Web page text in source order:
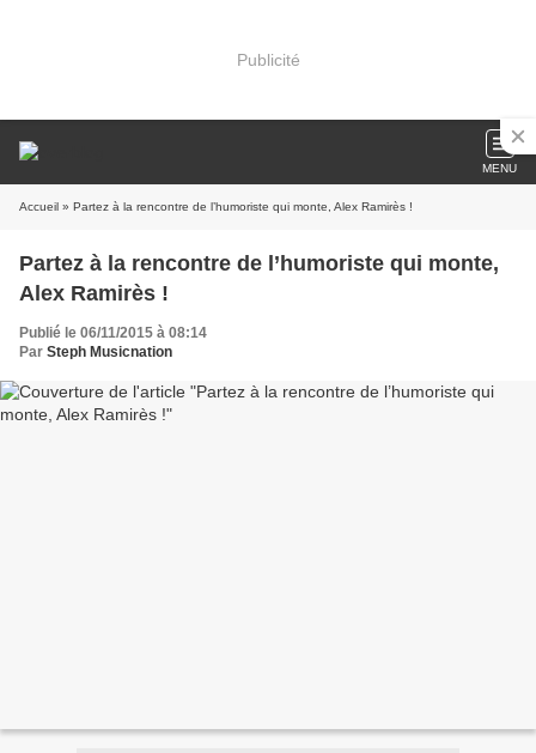
Publicité
MENU
Accueil » Partez à la rencontre de l’humoriste qui monte, Alex Ramirès !
Partez à la rencontre de l’humoriste qui monte,
Alex Ramirès !
Publié le 06/11/2015 à 08:14
Par Steph Musicnation